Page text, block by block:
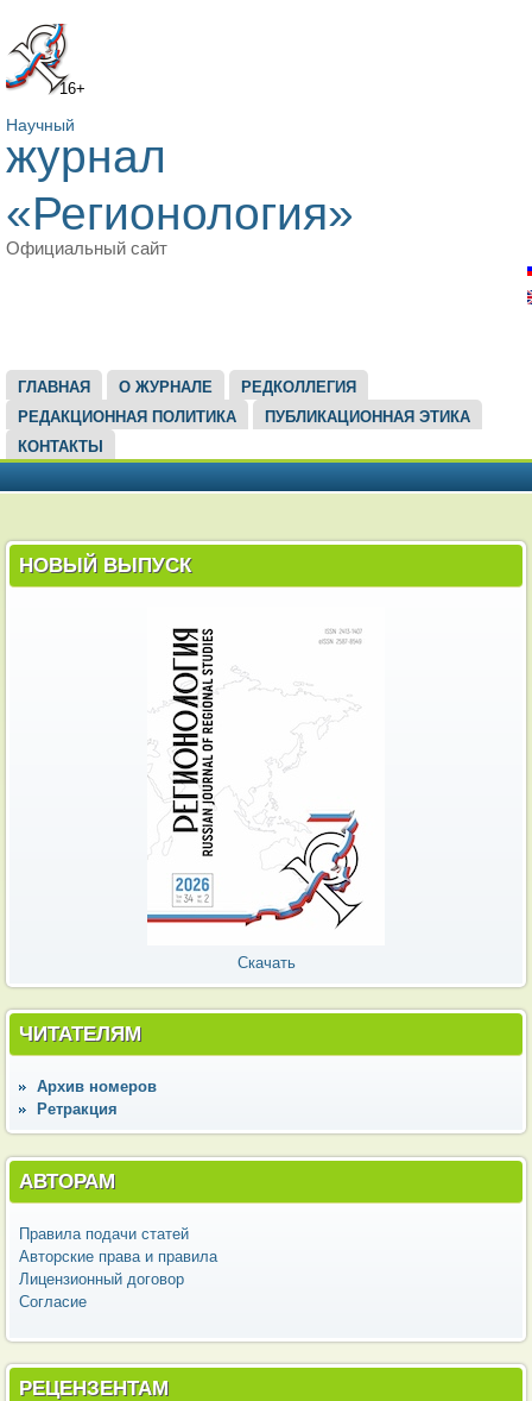
16+
Научный
журнал
«Регионология»
Официальный сайт
ГЛАВНОЕ МЕНЮ
ГЛАВНАЯ О ЖУРНАЛЕ
РЕДКОЛЛЕГИЯ
РЕДАКЦИОННАЯ ПОЛИТИКА
ПУБЛИКАЦИОННАЯ ЭТИКА
КОНТАКТЫ
НОВЫЙ ВЫПУСК
Скачать
ЧИТАТЕЛЯМ
Архив номеров
Ретракция
АВТОРАМ
Правила подачи статей
Авторские права и правила
Лицензионный договор
Согласие
РЕЦЕНЗЕНТАМ